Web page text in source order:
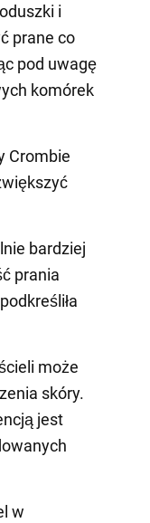
i
prane co
pod uwagę
komórek
Crombie
bardziej
prania
może
skóry.
jest
w